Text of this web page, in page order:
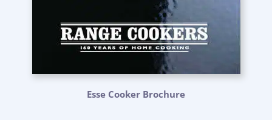
Esse Cooker Brochure